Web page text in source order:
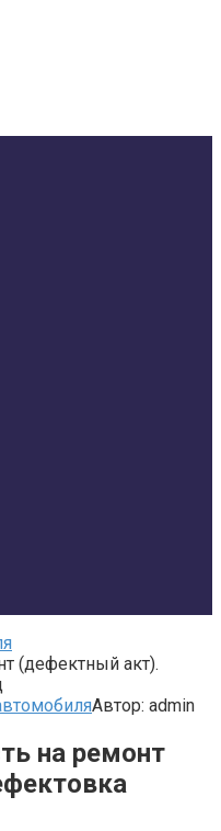
(дефектный акт).
Автор: admin
на ремонт